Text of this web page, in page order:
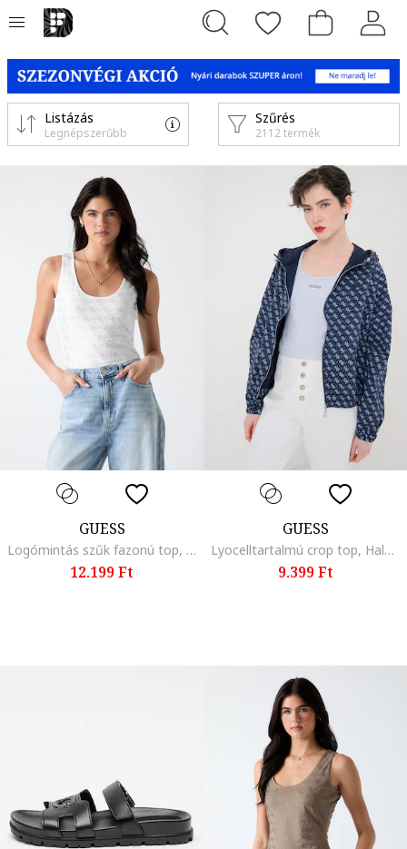
Szűrés
2112 termék
Listázás
Legnépszerűbb
GUESS
Logómintás szűk fazonú top, Világosszürke/Fehér
12.199 Ft
GUESS
Lyocelltartalmú crop top, Halványkék
9.399 Ft